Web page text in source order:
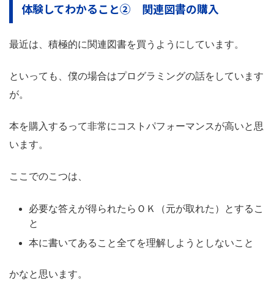
体験してわかること② 関連図書の購入
最近は、積極的に関連図書を買うようにしています。
といっても、僕の場合はプログラミングの話をしています
が。
本を購入するって非常にコストパフォーマンスが高いと思
います。
ここでのこつは、
必要な答えが得られたらＯＫ（元が取れた）とするこ
と
本に書いてあること全てを理解しようとしないこと
かなと思います。